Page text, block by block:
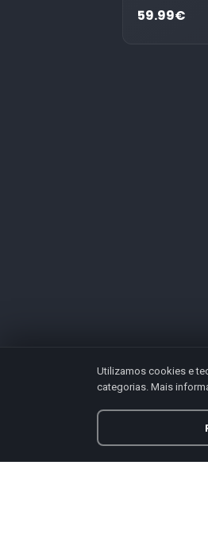
59.99€
Utilizamos cookies e
categorias. Mais